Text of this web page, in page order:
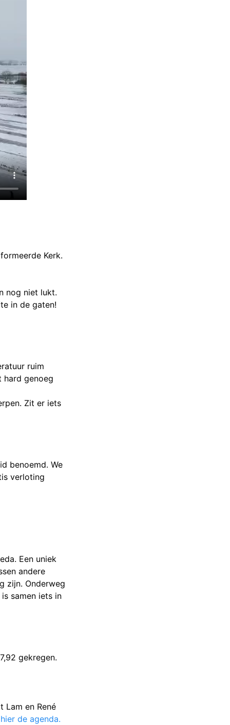
Kerk.
nog niet lukt.
in de gaten!
ruim
hard genoeg
Zit er iets
benoemd. We
verloting
. Een uniek
andere
zijn. Onderweg
samen iets in
gekregen.
Lam en René
de agenda.